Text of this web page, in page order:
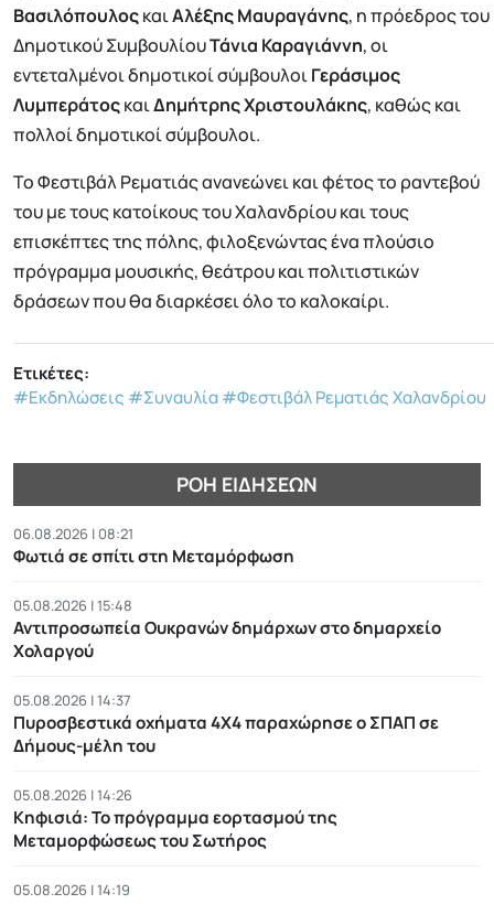
ΒασιλόπουλοςκαιΑλέξης Μαυραγάνης, η πρόεδρος του
Δημοτικού ΣυμβουλίουΤάνια Καραγιάννη, οι
εντεταλμένοι δημοτικοί σύμβουλοιΓεράσιμος
ΛυμπεράτοςκαιΔημήτρης Χριστουλάκης, καθώς και
πολλοί δημοτικοί σύμβουλοι.
Το Φεστιβάλ Ρεματιάς ανανεώνει και φέτος το ραντεβού
του με τους κατοίκους του Χαλανδρίου και τους
επισκέπτες της πόλης, φιλοξενώντας ένα πλούσιο
πρόγραμμα μουσικής, θεάτρου και πολιτιστικών
δράσεων που θα διαρκέσει όλο το καλοκαίρι.
Ετικέτες:
#Εκδηλώσεις #Συναυλία#Φεστιβάλ Ρεματιάς Χαλανδρίου
ΡΟΉ ΕΙΔΉΣΕΩΝ
06.08.2026 | 08:21
Φωτιά σε σπίτι στη Μεταμόρφωση
05.08.2026 | 15:48
Αντιπροσωπεία Ουκρανών δημάρχων στο δημαρχείο
Χολαργού
05.08.2026 | 14:37
Πυροσβεστικά οχήματα 4Χ4 παραχώρησε ο ΣΠΑΠ σε
Δήμους-μέλη του
05.08.2026 | 14:26
Κηφισιά: Το πρόγραμμα εορτασμού της
Μεταμορφώσεως του Σωτήρος
05.08.2026 | 14:19